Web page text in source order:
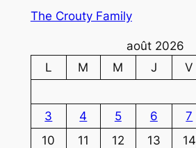
The Crouty Family
août 2026
L
M M J V
3
4 5 6 7
10
11 12 13 14